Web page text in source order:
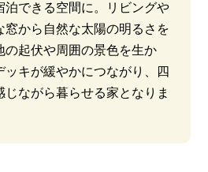
泊できる空間に。リビングや
窓から自然な太陽の明るさを
の起伏や周囲の景色を生か
ッキが緩やかにつながり、四
ながら暮らせる家となりま